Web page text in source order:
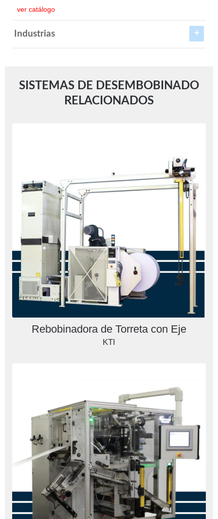
ver catálogo
Industrias
SISTEMAS DE DESEMBOBINADO
RELACIONADOS
Rebobinadora de Torreta con Eje
KTI